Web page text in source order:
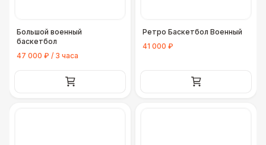
Большой военный
баскетбол
47 000 ₽ / 3 часа
Ретро Баскетбол Военный
41 000 ₽